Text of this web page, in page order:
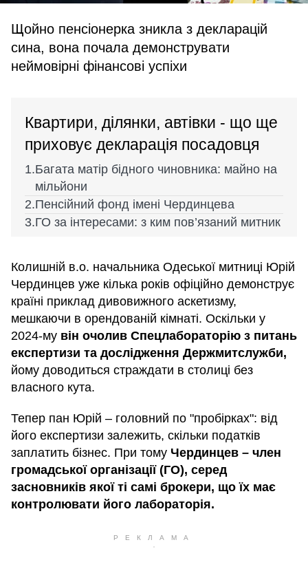
Щойно пенсіонерка зникла з декларацій
сина, вона почала демонструвати
неймовірні фінансові успіхи
Квартири, ділянки, автівки - що ще
приховує декларація посадовця
Багата матір бідного чиновника: майно на
мільйони
Пенсійний фонд імені Чердинцева
ГО за інтересами: з ким пов’язаний митник
Колишній в.о. начальника Одеської митниці Юрій
Чердинцев уже кілька років офіційно демонструє
країні приклад дивовижного аскетизму,
мешкаючи в орендованій кімнаті. Оскільки у
2024-му він очолив Спецлабораторію з питань
експертизи та дослідження Держмитслужби,
йому доводиться страждати в столиці без
власного кута.
Тепер пан Юрій – головний по "пробірках": від
його експертизи залежить, скільки податків
заплатить бізнес. При тому Чердинцев – член
громадської організації (ГО), серед
засновників якої ті самі брокери, що їх має
контролювати його лабораторія.